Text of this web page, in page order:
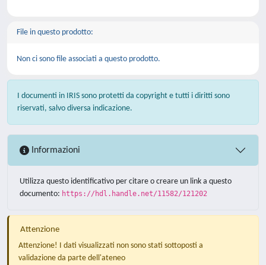
File in questo prodotto:
Non ci sono file associati a questo prodotto.
I documenti in IRIS sono protetti da copyright e tutti i diritti sono
riservati, salvo diversa indicazione.
Informazioni
Utilizza questo identificativo per citare o creare un link a questo
documento: https://hdl.handle.net/11582/121202
Attenzione
Attenzione! I dati visualizzati non sono stati sottoposti a
validazione da parte dell'ateneo